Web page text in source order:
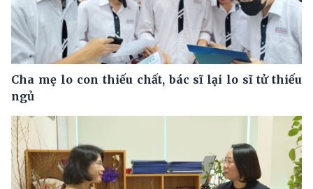
Cha mẹ lo con thiếu chất, bác sĩ lại lo sĩ tử thiếu
ngủ